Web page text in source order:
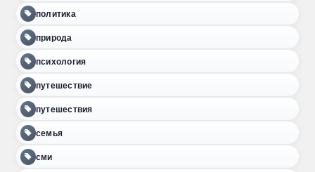
политика
природа
психология
путешествие
путешествия
семья
сми